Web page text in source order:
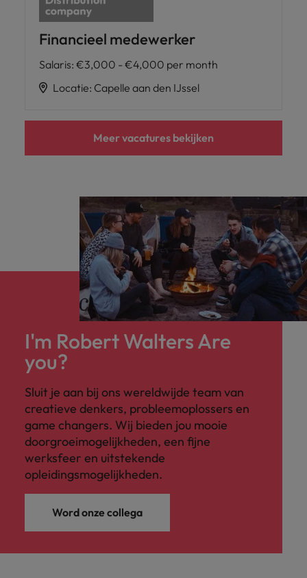
Financieel medewerker
Salaris: €3,000 - €4,000 per month
Locatie: Capelle aan den IJssel
Meer vacatures bekijken
I'm Robert Walters Are
you?
Sluit je aan bij ons wereldwijde team van
creatieve denkers, probleemoplossers en
game changers. Wij bieden jou mooie
doorgroeimogelijkheden, een fijne
werksfeer en uitstekende
opleidingsmogelijkheden.
Word onze collega